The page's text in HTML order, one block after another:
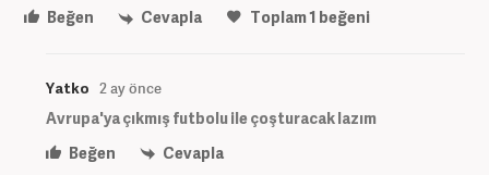
Beğen
Cevapla Toplam1 beğeni
Yatko 2 ay önce
Avrupa'ya çıkmış futbolu ile çoşturacak lazım
Beğen
Cevapla